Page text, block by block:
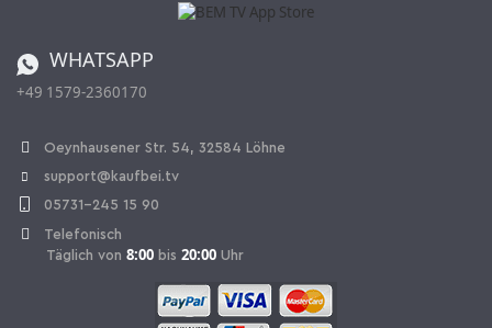
Vertrag widerrufen
WHATSAPP
+49 1579-2360170
Oeynhausener Str. 54, 32584 Löhne
support@kaufbei.tv
05731-245 15 90
Telefonisch
Täglich von 8:00 bis 20:00 Uhr